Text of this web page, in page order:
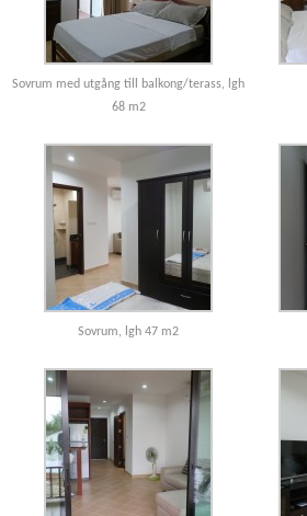
Sovrum med utgång till balkong/terass, lgh
68 m2
Sovrum, lgh 47 m2